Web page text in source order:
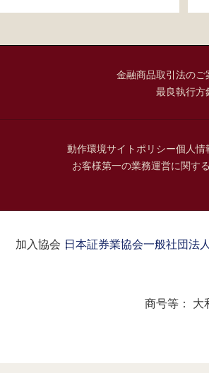
金融商品取引法のご
最良執行方
動作環境サイトポリシー個人情
お客様第一の業務運営に関す
加入協会：日本証券業協会一般社団法
商号等： 大